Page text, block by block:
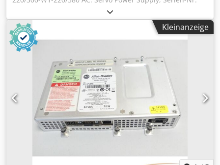
gemäß Foto,gebraucht, fachgerecht komplett überholt und
getestet mit 12 Monaten Gewährleistung, 100%
funktionsfähig, Lieferumfang gem. Fotos Dsdpfxei Ebrgs
Am Ajwa
Kleinanzeige